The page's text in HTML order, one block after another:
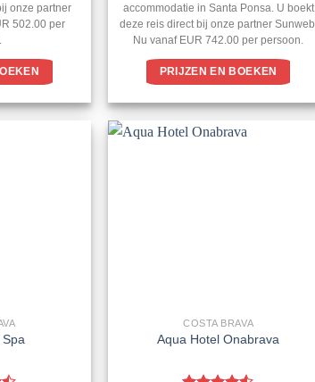
onze partner
502.00 per
accommodatie in Santa Ponsa. U boekt
deze reis direct bij onze partner Sunweb.
Nu vanaf EUR 742.00 per persoon.
PRIJZEN EN BOEKEN
Spa
COSTA BRAVA
Aqua Hotel Onabrava